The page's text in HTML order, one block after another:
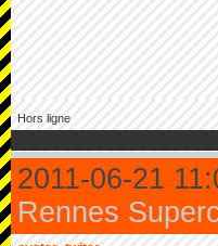
Hors ligne
2011-06-21
Rennes